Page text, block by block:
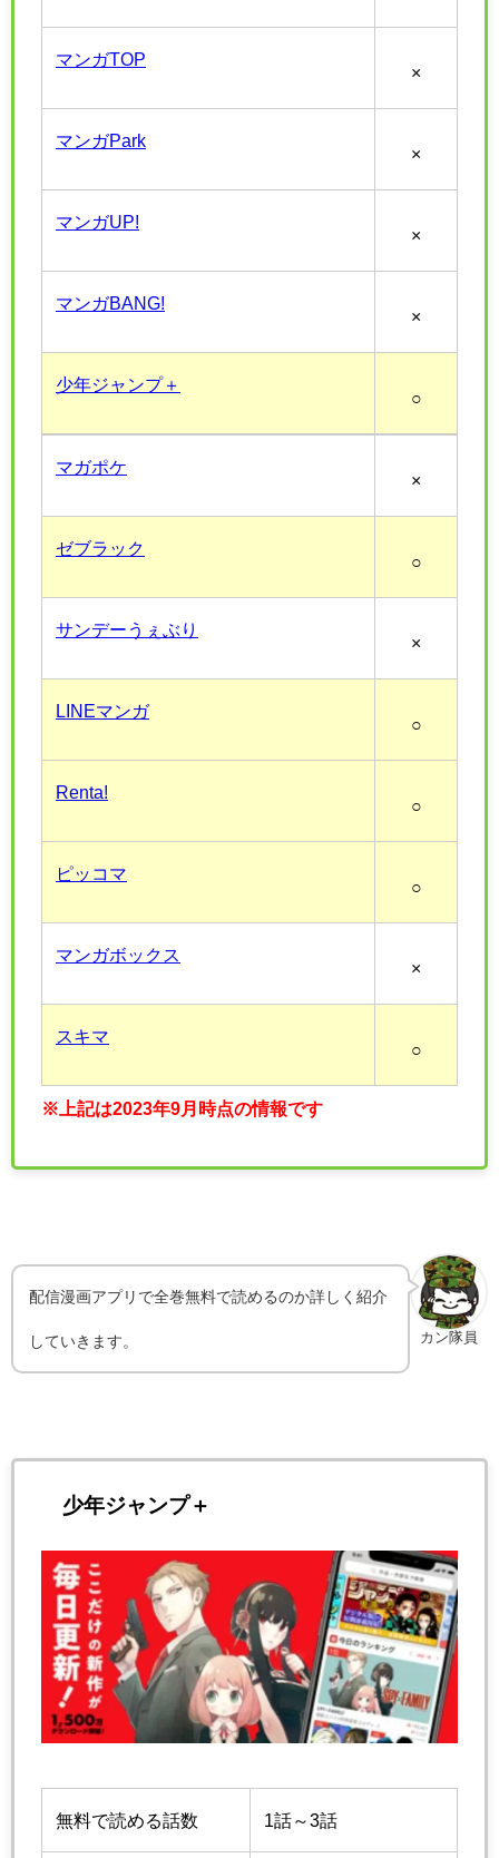
マンガTOP
×
マンガPark
×
マンガUP!
×
マンガBANG!
×
少年ジャンプ＋
○
マガポケ
×
ゼブラック
○
サンデーうぇぶり
×
LINEマンガ
○
Renta!
○
ピッコマ
○
マンガボックス
×
スキマ
○
※上記は2023年9月時点の情報です
カン隊員
配信漫画アプリで全巻無料で読めるのか詳しく紹介
していきます。
少年ジャンプ＋
無料で読める話数 1話～3話